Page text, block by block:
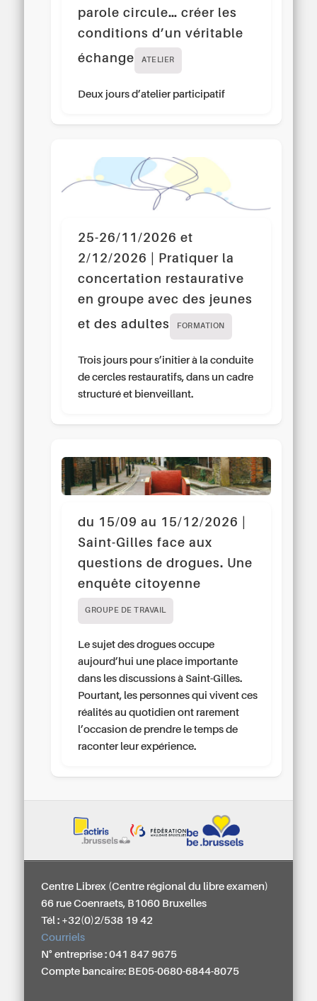
parole circule… créer les
conditions d’un véritable
échange
ATELIER
Deux jours d’atelier participatif
25-26/11/2026 et
2/12/2026 | Pratiquer la
concertation restaurative
en groupe avec des jeunes
et des adultes
FORMATION
Trois jours pour s’initier à la conduite
de cercles restauratifs, dans un cadre
structuré et bienveillant.
du 15/09 au 15/12/2026 |
Saint-Gilles face aux
questions de drogues. Une
enquête citoyenne
GROUPE DE TRAVAIL
Le sujet des drogues occupe
aujourd’hui une place importante
dans les discussions à Saint-Gilles.
Pourtant, les personnes qui vivent ces
réalités au quotidien ont rarement
l’occasion de prendre le temps de
raconter leur expérience.
Centre Librex (Centre régional du libre examen)
66 rue Coenraets, B1060 Bruxelles
Tél : +32(0)2/538 19 42
Courriels
N° entreprise : 041 847 9675
Compte bancaire: BE05-0680-6844-8075